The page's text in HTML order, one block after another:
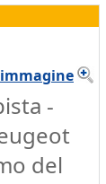
-
del